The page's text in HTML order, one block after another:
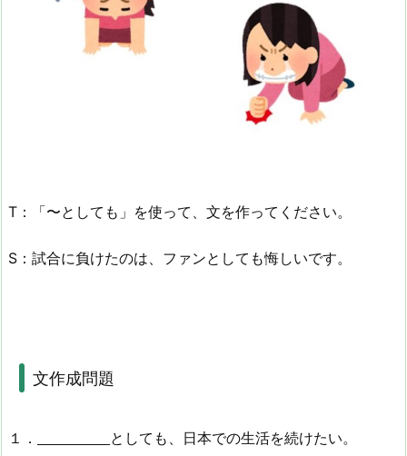
T：「〜としても」を使って、文を作ってください。
S：試合に負けたのは、ファンとしても悔しいです。
文作成問題
１． としても、日本での生活を続けたい。